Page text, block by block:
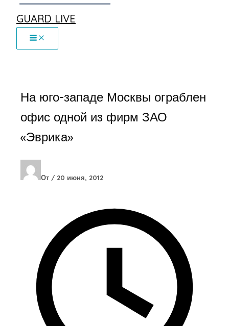
GUARD LIVE
На юго-западе Москвы ограблен
офис одной из фирм ЗАО
«Эврика»
От / 20 июня, 2012